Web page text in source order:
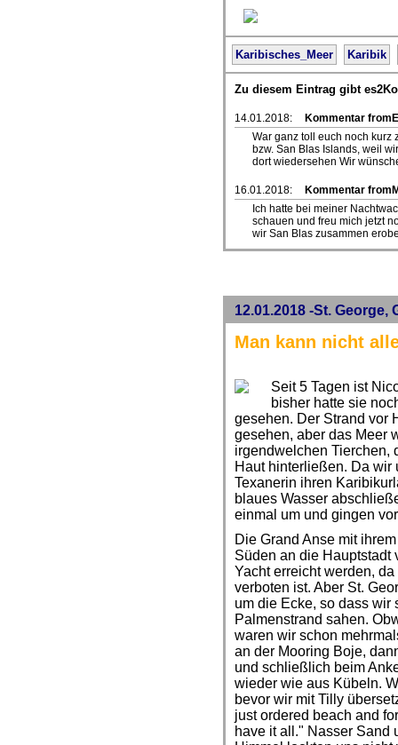
Karibisches_Meer Karibik
Zu diesem Eintrag gibt
14.01.2018:
Kommentar
War ganz toll euch noch kurz
bzw. San Blas Islands, weil
dort wiedersehen Wir
16.01.2018:
Kommentar
Ich hatte bei meiner
schauen und freu mich jetzt
wir San Blas zusammen
12.01.2018 -St. George,
Man kann nicht
Seit 5 Tagen ist
bisher hatte sie
gesehen. Der Strand vor
gesehen, aber das Meer
irgendwelchen Tierchen,
Haut hinterließen. Da wir
Texanerin ihren
blaues Wasser
einmal um und gingen
Die Grand Anse mit
Süden an die Hauptstadt
Yacht erreicht werden,
verboten ist. Aber St.
um die Ecke, so dass
Palmenstrand sahen.
waren wir schon
an der Mooring Boje,
und schließlich beim
wieder wie aus Kübeln.
bevor wir mit Tilly
just ordered beach and
have it all." Nasser Sand